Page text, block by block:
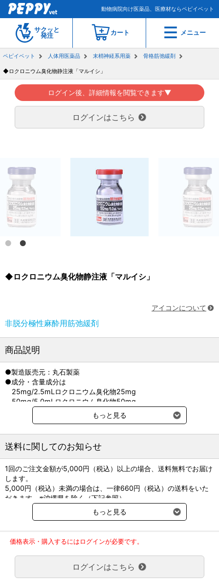
動物病院向け医薬品、医療材ならペピイベット
サクッと
発注
カート メニュー
ペピイベット 人体用医薬品 末梢神経系用薬 骨格筋弛緩剤
◆ロクロニウム臭化物静注液「マルイシ」
ログイン後、詳細情報を閲覧できます▼
ログインはこちら
◆ロクロニウム臭化物静注液「マルイシ」
アイコンについて
非脱分極性麻酔用筋弛緩剤
商品説明
●製造販売元：丸石製薬
●成分・含量成分は
25mg/2.5mLロクロニウム臭化物25mg
50mg/5.0mLロクロニウム臭化物50mg
●外観性状：無色澄明の液
●貯法：室温保存
25mg/2.5mL 10V
50mg/5.0mL 10V
もっと見る
送料に関してのお知らせ
1回のご注文金額が5,000円（税込）以上の場合、送料無料でお届け
します。
5,000円（税込）未満の場合は、一律660円（税込）の送料をいた
だきます。※沖縄県を除く（下記参照）
※2017年11月14日（火）より沖縄県へのお届けにつきましては、1
回のご注文金額（税込）が、30,000円以上で配送無料となります。
ご了承のほどよろしくお願い致します。
弊社都合でお届けが２回以上に分かれる場合の送料負担は、１回分
のみで新たな送料は発生しません。
大型商品送料が必要な商品をご注文の場合は、大型商品送料のみご
負担頂きます。
もっと見る
価格表示・購入するにはログインが必要です。
ログインはこちら